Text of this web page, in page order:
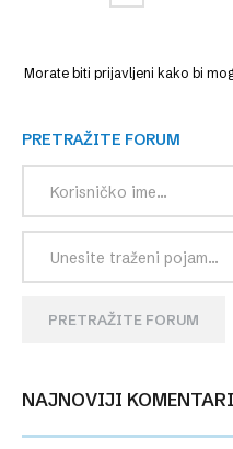
Morate biti prijavljeni kako bi
PRETRAŽITE FORUM
PRETRAŽITE FORUM
NAJNOVIJI KOMENTARI